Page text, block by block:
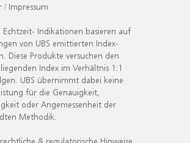
/ Impressum
Echtzeit- Indikationen basieren auf
von UBS emittierten Index-
Diese Produkte versuchen den
Index im Verhältnis 1:1
UBS übernimmt dabei keine
für die Genauigkeit,
oder Angemessenheit der
Methodik.